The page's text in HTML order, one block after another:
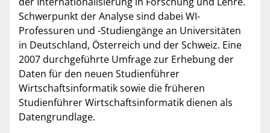
Schwerpunkt der Analyse sind dabei WI-
Professuren und -Studiengänge an Universitäten
in Deutschland, Österreich und der Schweiz. Eine
2007 durchgeführte Umfrage zur Erhebung der
Daten für den neuen Studienführer
Wirtschaftsinformatik sowie die früheren
Studienführer Wirtschaftsinformatik dienen als
Datengrundlage.